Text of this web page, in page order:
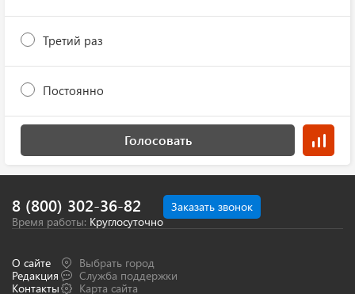
Третий раз
Постоянно
Голосовать
О сайте
Редакция
Контакты
Выбрать город
Служба поддержки
Карта сайта
Заказать звонок
8 (800) 302-36-82
Время работы: Круглосуточно